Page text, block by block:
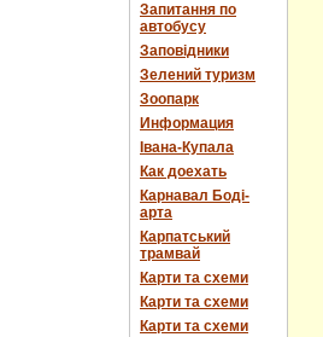
Запитання по
автобусу
Заповідники
Зелений туризм
Зоопарк
Информация
Івана-Купала
Как доехать
Карнавал Боді-
арта
Карпатський
трамвай
Карти та схеми
Карти та схеми
Карти та схеми